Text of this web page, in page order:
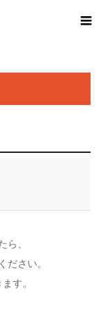
ら、
ださい。
す。